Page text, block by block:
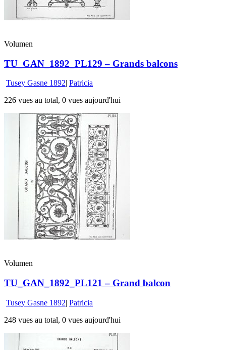
Volumen
TU_GAN_1892_PL129 – Grands balcons
Tusey Gasne 1892| Patricia
226 vues au total, 0 vues aujourd'hui
Volumen
TU_GAN_1892_PL121 – Grand balcon
Tusey Gasne 1892| Patricia
248 vues au total, 0 vues aujourd'hui